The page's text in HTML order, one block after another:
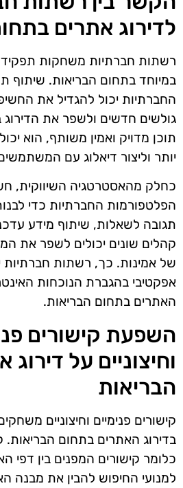
לדירוג אתרים
רשתות חברתיות משחקות תפקיד
במיוחד בתחום הבריאות. שיתוף
החברתיות יכול להגדיל את
גולשים חדשים ולשפר את
תוכן מדויק ואמין משותף, הוא
יותר וליצור דיאלוג עם
כחלק מהאסטרטגיה השיווקית,
הפלטפורמות החברתיות כדי
תגובה לשאלות, שיתוף מידע
קהלים שונים יכולים לשפר את
של אמינות. כך, רשתות חברתיות
אפקטיבי בהגברת הנוכחות
האתרים בתחום הבריאות.
השפעת קישורים
וחיצוניים על
הבריאות
קישורים פנימיים וחיצוניים
בדירוג האתרים בתחום הבריאות.
כלומר קישורים המפנים בין דפי
למנועי החיפוש להבין את מבנה